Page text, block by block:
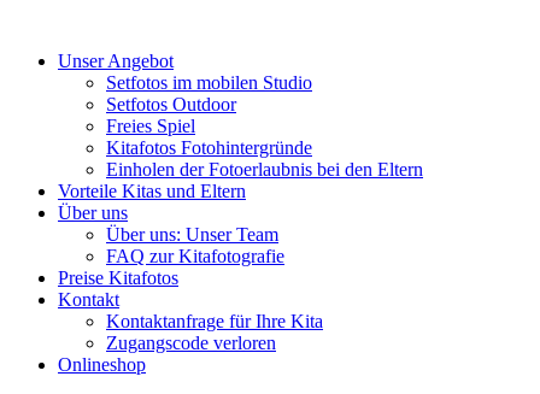
Unser Angebot
Setfotos im mobilen Studio
Setfotos Outdoor
Freies Spiel
Kitafotos Fotohintergründe
Einholen der Fotoerlaubnis bei den Eltern
Vorteile Kitas und Eltern
Über uns
Über uns: Unser Team
FAQ zur Kitafotografie
Preise Kitafotos
Kontakt
Kontaktanfrage für Ihre Kita
Zugangscode verloren
Onlineshop